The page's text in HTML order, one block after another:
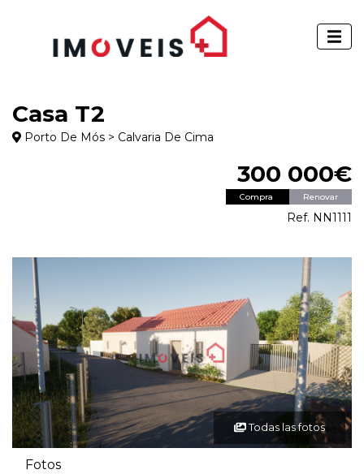
Casa T2
Porto De Mós > Calvaria De Cima
300 000€
Compra Renovar
Ref. NN1111
Todas las fotos
Fotos